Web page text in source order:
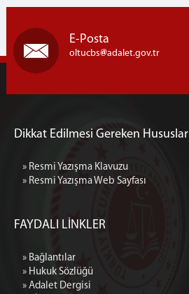
E-Posta
oltucbs adalet.gov.tr
Dikkat Edilmesi Gereken Hususlar
» Resmi Yazışma Klavuzu
» Resmi Yazışma Web Sayfası
FAYDALI LİNKLER
» Bağlantılar
» Hukuk Sözlüğü
» Adalet Dergisi